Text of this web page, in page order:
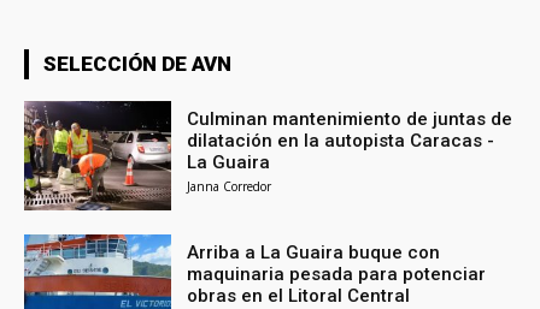
SELECCIÓN DE AVN
Culminan mantenimiento de juntas de
dilatación en la autopista Caracas -
La Guaira
Janna Corredor
Arriba a La Guaira buque con
maquinaria pesada para potenciar
obras en el Litoral Central